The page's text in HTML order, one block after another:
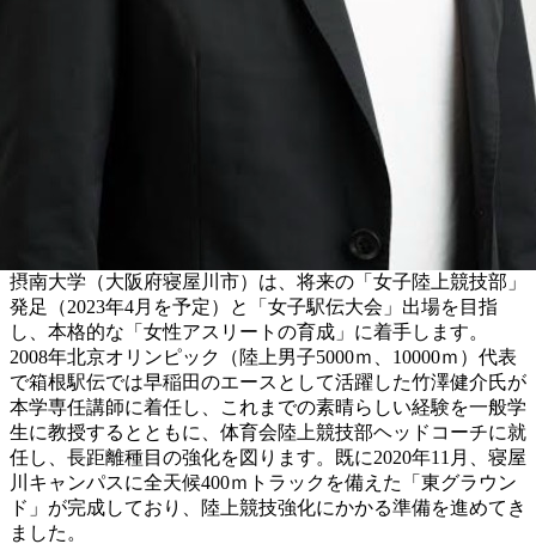
摂南大学（大阪府寝屋川市）は、将来の「女子陸上競技部」
発足（2023年4月を予定）と「女子駅伝大会」出場を目指
し、本格的な「女性アスリートの育成」に着手します。
2008年北京オリンピック（陸上男子5000ｍ、10000ｍ）代表
で箱根駅伝では早稲田のエースとして活躍した竹澤健介氏が
本学専任講師に着任し、これまでの素晴らしい経験を一般学
生に教授するとともに、体育会陸上競技部ヘッドコーチに就
任し、長距離種目の強化を図ります。既に2020年11月、寝屋
川キャンパスに全天候400ｍトラックを備えた「東グラウン
ド」が完成しており、陸上競技強化にかかる準備を進めてき
ました。